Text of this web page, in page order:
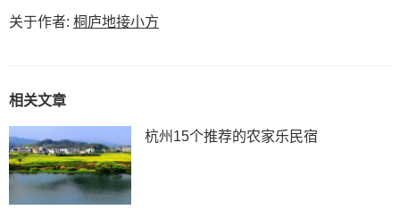
关于作者: 桐庐地接小方
相关文章
杭州15个推荐的农家乐民宿